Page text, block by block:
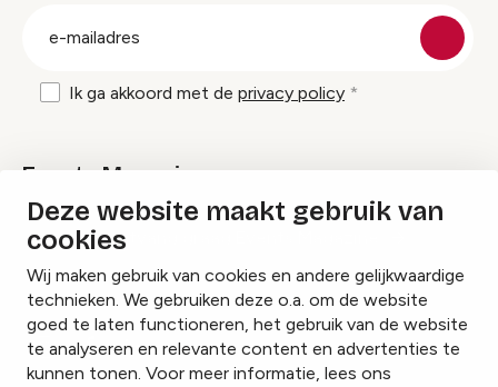
Deze website maakt gebruik van
cookies
Wij maken gebruik van cookies en andere gelijkwaardige
technieken. We gebruiken deze o.a. om de website
goed te laten functioneren, het gebruik van de website
te analyseren en relevante content en advertenties te
kunnen tonen. Voor meer informatie, lees ons
Ik ga akkoord met de privacy policy
Events Magazine
Ik ontvang graag Events Magazine
InstagramFacebookLinkedIn